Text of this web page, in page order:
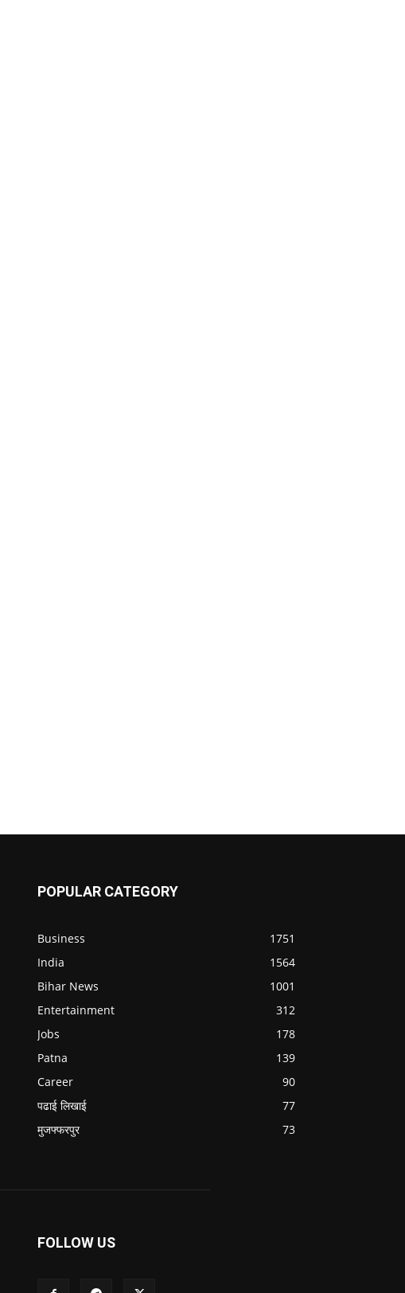
POPULAR CATEGORY
Business
1751
India
1564
Bihar News
1001
Entertainment
312
Jobs
178
Patna
139
Career
90
पढाई लिखाई
77
मुजफ्फरपुर
73
FOLLOW US